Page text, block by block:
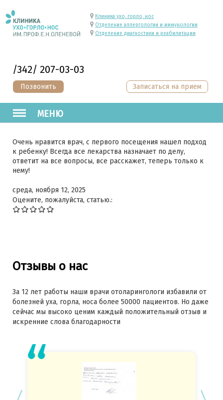
/342/ 207-03-03
Позвонить
Клиника ухо, горло, нос
Отделение аллергологии и иммунологии
Отделение диагностики и реабилитации
МЕНЮ
Записаться на прием
Очень нравится врач, с первого посещения нашел подход
к ребенку! Всегда все лекарства назначает по делу,
ответит на все вопросы, все расскажет, теперь только к
нему!
среда, ноября 12, 2025
Оцените, пожалуйста, статью.:
Отзывы о нас
За 12 лет работы наши врачи отоларингологи избавили от
болезней уха, горла, носа более 50000 пациентов. Но даже
сейчас мы высоко ценим каждый положительный отзыв и
искренние слова благодарности